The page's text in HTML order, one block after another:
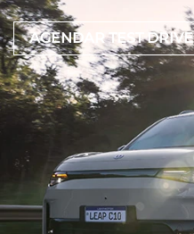
AGENDAR TEST DRIVE